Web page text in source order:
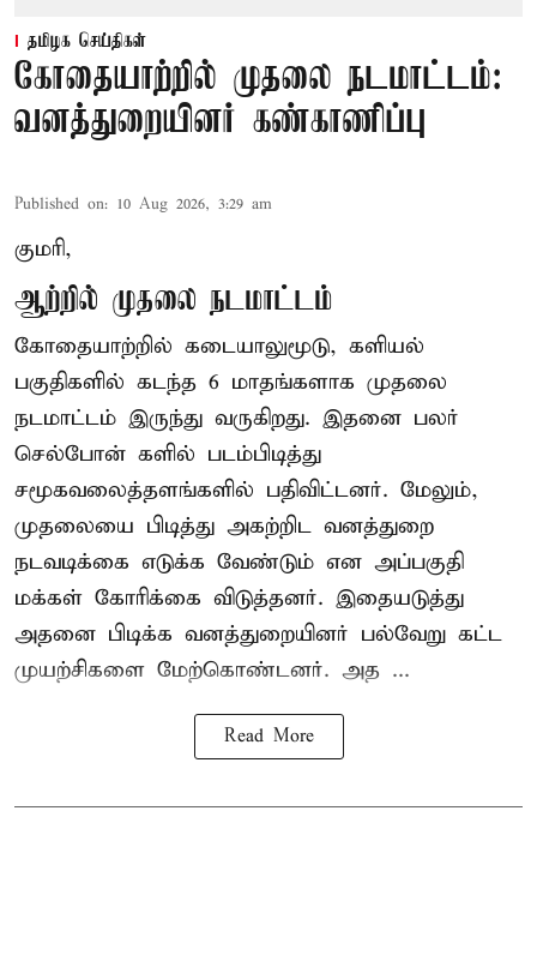
தமிழக செய்திகள்
கோதையாற்றில் முதலை நடமாட்டம்:
வனத்துறையினர் கண்காணிப்பு
Published on: 10 Aug 2026, 3:29 am
குமரி,
ஆற்றில் முதலை நடமாட்டம்
கோதையாற்றில் கடையாலுமூடு, களியல்
பகுதிகளில் கடந்த 6 மாதங்களாக முதலை
நடமாட்டம் இருந்து வருகிறது. இதனை பலர்
செல்போன் களில் படம்பிடித்து
சமூகவலைத்தளங்களில் பதிவிட்டனர். மேலும்,
முதலையை பிடித்து அகற்றிட வனத்துறை
நடவடிக்கை எடுக்க வேண்டும் என அப்பகுதி
மக்கள் கோரிக்கை விடுத்தனர். இதையடுத்து
அதனை பிடிக்க வனத்துறையினர் பல்வேறு கட்ட
முயற்சிகளை மேற்கொண்டனர். அத ...
Read More